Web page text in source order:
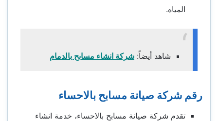
المياه.
شاهد أيضاً: شركة انشاء مسابح بالدمام
رقم شركة صيانة مسابح بالاحساء
تقدم شركة صيانة مسابح بالاحساء، خدمة انشاء